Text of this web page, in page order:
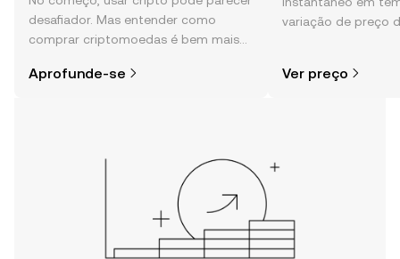
desafiador. Mas entender como
comprar criptomoedas é bem mais
especialmente quando você já sabe
Aprofunde-se
variação de preço
Ver preço